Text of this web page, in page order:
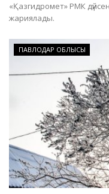
«Қазгидромет» РМК
жариялады.
ПАВЛОДАР ОБЛЫСЫ